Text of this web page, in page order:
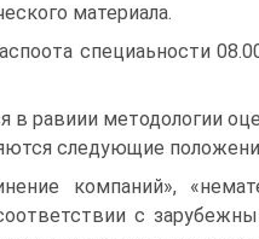
материала.
специаьности
в равиии методологии
следующие
компаний»,
с